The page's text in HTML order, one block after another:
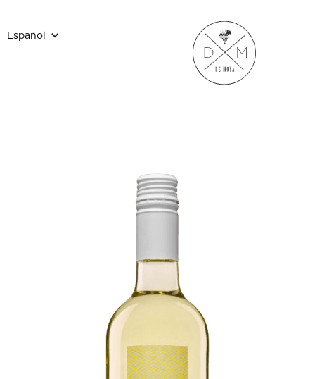
Español